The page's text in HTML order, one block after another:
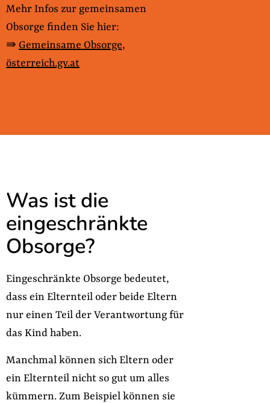
Mehr Infos zur gemeinsamen
Obsorge finden Sie hier:
⇛ Gemeinsame Obsorge,
österreich.gv.at
Was ist die
eingeschränkte
Obsorge?
Eingeschränkte Obsorge bedeutet,
dass ein Elternteil oder beide Eltern
nur einen Teil der Verantwortung für
das Kind haben.
Manchmal können sich Eltern oder
ein Elternteil nicht so gut um alles
kümmern. Zum Beispiel können sie